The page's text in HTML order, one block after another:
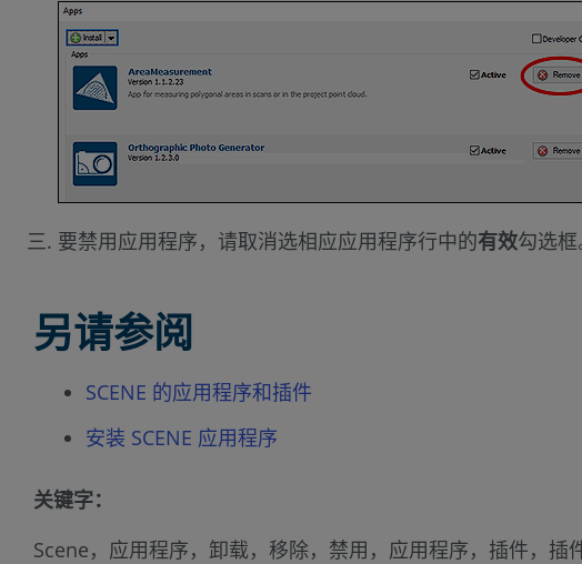
要禁用应用程序，请取消选相应应用程序行中的有效勾选框
另请参阅
SCENE 的应用程序和插件
安装 SCENE 应用程序
关键字：
Scene，应用程序，卸载，移除，禁用，应用程序，插件，插